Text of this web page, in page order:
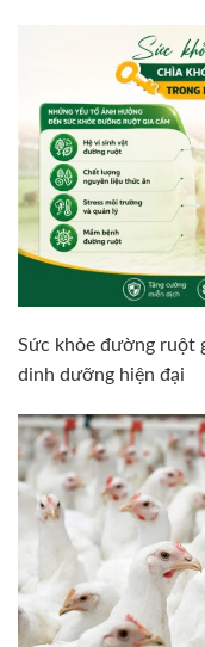
Sức khỏe đường ruột
dinh dưỡng hiện đại